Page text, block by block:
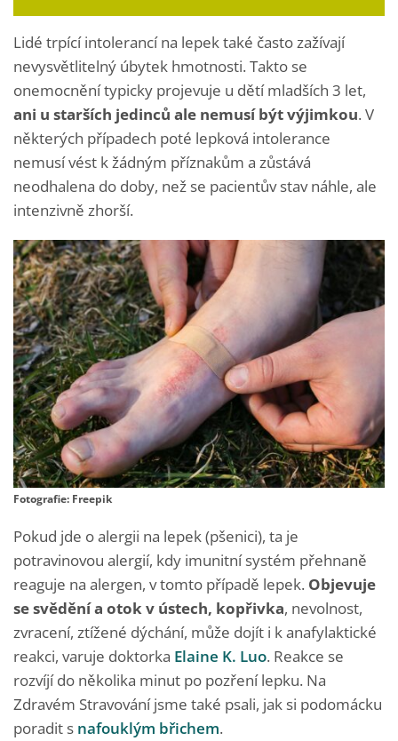
Lidé trpící intolerancí na lepek také často zažívají
nevysvětlitelný úbytek hmotnosti. Takto se
onemocnění typicky projevuje u dětí mladších 3 let,
ani u starších jedinců ale nemusí být výjimkou. V
některých případech poté lepková intolerance
nemusí vést k žádným příznakům a zůstává
neodhalena do doby, než se pacientův stav náhle, ale
intenzivně zhorší.
Fotografie: Freepik
Pokud jde o alergii na lepek (pšenici), ta je
potravinovou alergií, kdy imunitní systém přehnaně
reaguje na alergen, v tomto případě lepek. Objevuje
se svědění a otok v ústech, kopřivka, nevolnost,
zvracení, ztížené dýchání, může dojít i k anafylaktické
reakci, varuje doktorka Elaine K. Luo. Reakce se
rozvíjí do několika minut po pozření lepku. Na
Zdravém Stravování jsme také psali, jak si podomácku
poradit s nafouklým břichem.